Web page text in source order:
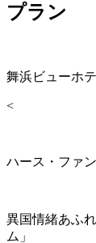
プラン
舞浜ビューホ
<
ハース・ファ
異国情緒あふ
ム」